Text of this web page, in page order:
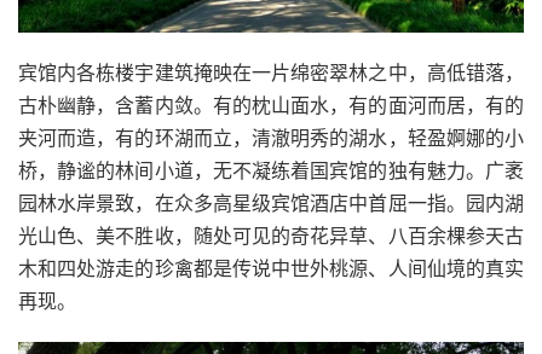
宾馆内各栋楼宇建筑掩映在一片绵密翠林之中，高低错落，
古朴幽静，含蓄内敛。有的枕山面水，有的面河而居，有的
夹河而造，有的环湖而立，清澈明秀的湖水，轻盈婀娜的小
桥，静谧的林间小道，无不凝练着国宾馆的独有魅力。广袤
园林水岸景致，在众多高星级宾馆酒店中首屈一指。园内湖
光山色、美不胜收，随处可见的奇花异草、八百余棵参天古
木和四处游走的珍禽都是传说中世外桃源、人间仙境的真实
再现。